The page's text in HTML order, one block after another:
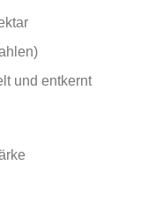
und entkernt